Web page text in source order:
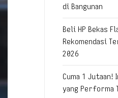
di Bangunan
Beli HP Bekas
Rekomendasi
2026
Cuma 1 Jutaan!
yang Performa